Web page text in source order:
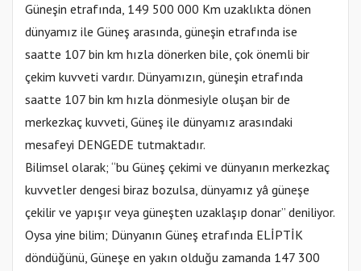
Güneşin etrafında, 149 500 000 Km uzaklıkta dönen
dünyamız ile Güneş arasında, güneşin etrafında ise
saatte 107 bin km hızla dönerken bile, çok önemli bir
çekim kuvveti vardır. Dünyamızın, güneşin etrafında
saatte 107 bin km hızla dönmesiyle oluşan bir de
merkezkaç kuvveti, Güneş ile dünyamız arasındaki
mesafeyi DENGEDE tutmaktadır.
Bilimsel olarak; “bu Güneş çekimi ve dünyanın merkezkaç
kuvvetler dengesi biraz bozulsa, dünyamız yâ güneşe
çekilir ve yapışır veya güneşten uzaklaşıp donar” deniliyor.
Oysa yine bilim; Dünyanın Güneş etrafında ELİPTİK
döndüğünü, Güneşe en yakın olduğu zamanda 147 300